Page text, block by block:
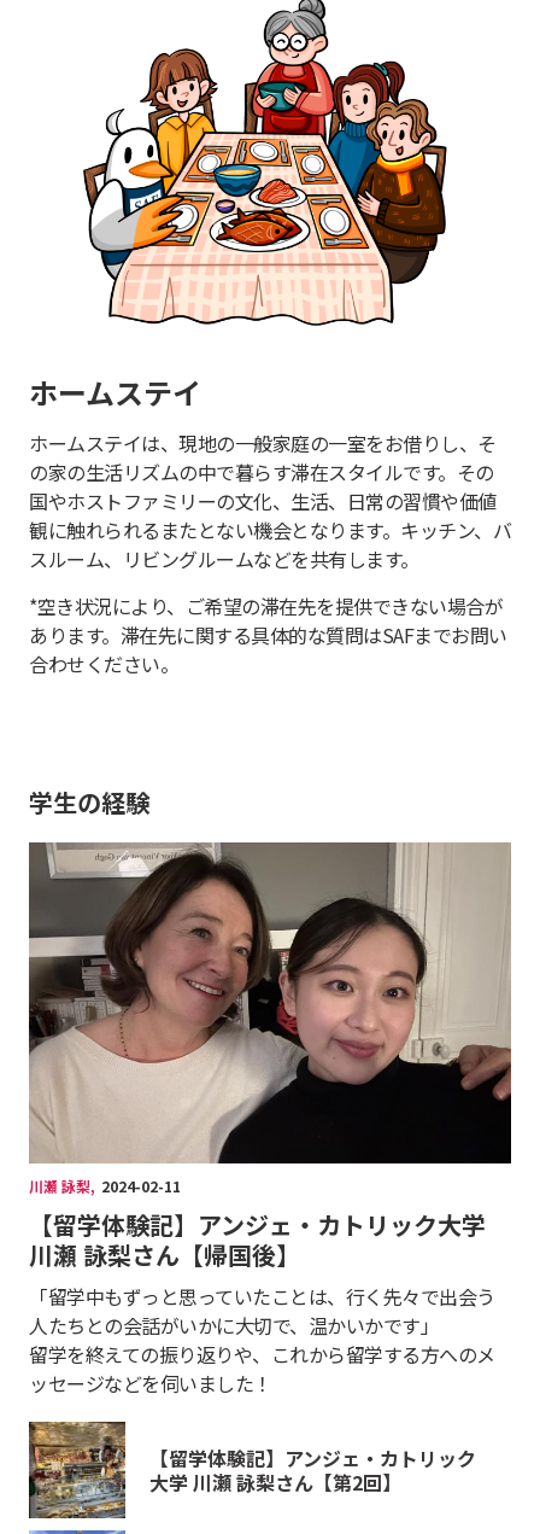
ホームステイ
ホームステイは、現地の一般家庭の一室をお借りし、そ
の家の生活リズムの中で暮らす滞在スタイルです。その
国やホストファミリーの文化、生活、日常の習慣や価値
観に触れられるまたとない機会となります。キッチン、バ
スルーム、リビングルームなどを共有します。
*空き状況により、ご希望の滞在先を提供できない場合が
あります。滞在先に関する具体的な質問はSAFまでお問い
合わせください。
学生の経験
川瀬 詠梨, 2024-02-11
【留学体験記】アンジェ・カトリック大学
川瀬 詠梨さん【帰国後】
「留学中もずっと思っていたことは、行く先々で出会う
人たちとの会話がいかに大切で、温かいかです」
留学を終えての振り返りや、これから留学する方へのメ
ッセージなどを伺いました！
【留学体験記】アンジェ・カトリック
大学 川瀬 詠梨さん【第2回】